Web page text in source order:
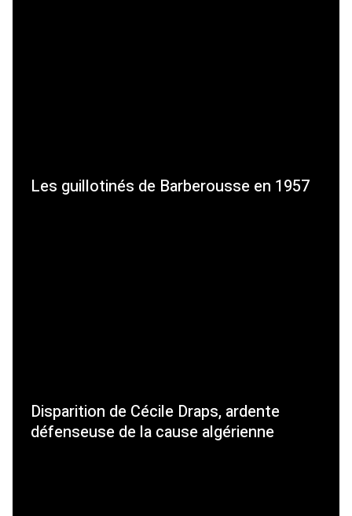
Les guillotinés de Barberousse en 1957
Disparition de Cécile Draps, ardente
défenseuse de la cause algérienne